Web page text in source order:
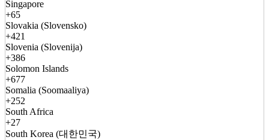
Singapore
+65
Slovakia (Slovensko)
+421
Slovenia (Slovenija)
+386
Solomon Islands
+677
Somalia (Soomaaliya)
+252
South Africa
+27
South Korea (대한민국)